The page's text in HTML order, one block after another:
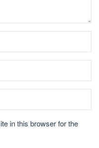
in this browser for the